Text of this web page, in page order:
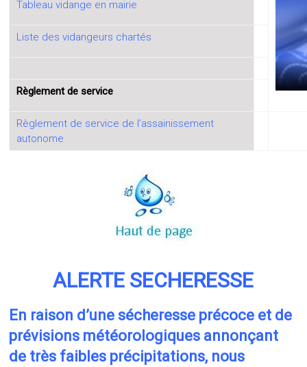
Tableau vidange en mairie
Liste des vidangeurs chartés
Règlement de service
Règlement de service de l’assainissement
autonome
ALERTE SECHERESSE
En raison d’une sécheresse précoce et de
prévisions météorologiques annonçant
de très faibles précipitations, nous